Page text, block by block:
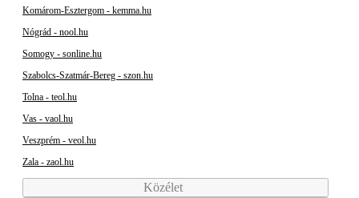
Komárom-Esztergom - kemma.hu
Nógrád - nool.hu
Somogy - sonline.hu
Szabolcs-Szatmár-Bereg - szon.hu
Tolna - teol.hu
Vas - vaol.hu
Veszprém - veol.hu
Zala - zaol.hu
Közélet